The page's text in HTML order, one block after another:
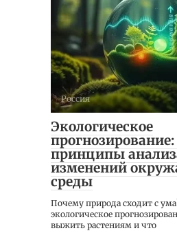
Россия
Экологическое
принципы
изменений
среды
Почему природа сходит с
экологическое
выжить растениям и что